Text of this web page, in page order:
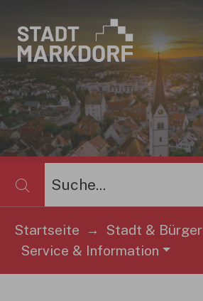
Sie sind hier:
Startseite
Stadt & Bürger
Service & Information
×